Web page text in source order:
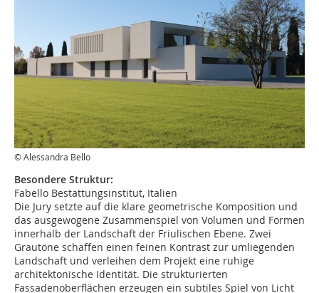
© Alessandra Bello
Besondere Struktur:
Fabello Bestattungsinstitut, Italien
Die Jury setzte auf die klare geometrische Komposition und
das ausgewogene Zusammenspiel von Volumen und Formen
innerhalb der Landschaft der Friulischen Ebene. Zwei
Grautöne schaffen einen feinen Kontrast zur umliegenden
Landschaft und verleihen dem Projekt eine ruhige
architektonische Identität. Die strukturierten
Fassadenoberflächen erzeugen ein subtiles Spiel von Licht